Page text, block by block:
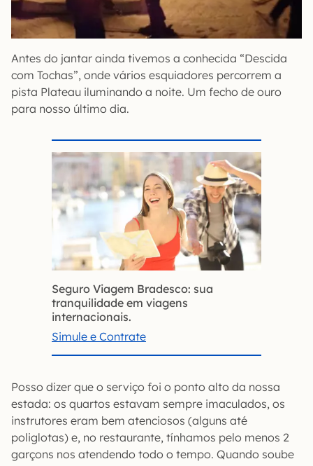
Antes do jantar ainda tivemos a conhecida “Descida
com Tochas”, onde vários esquiadores percorrem a
pista Plateau iluminando a noite. Um fecho de ouro
para nosso último dia.
Seguro Viagem Bradesco: sua
tranquilidade em viagens
internacionais.
Simule e Contrate
Posso dizer que o serviço foi o ponto alto da nossa
estada: os quartos estavam sempre imaculados, os
instrutores eram bem atenciosos (alguns até
poliglotas) e, no restaurante, tínhamos pelo menos 2
garçons nos atendendo todo o tempo. Quando soube